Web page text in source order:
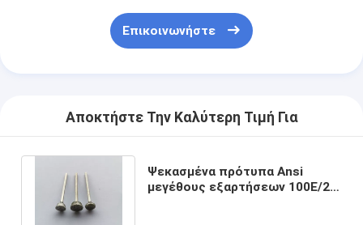
Επικοινωνήστε
Αποκτήστε Την Καλύτερη Τιμή Για
Ψεκασμένα πρότυπα Ansi
μεγέθους εξαρτήσεων 100E/2.3